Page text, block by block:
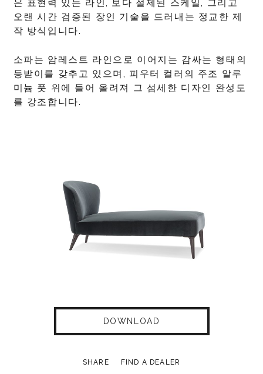
은 표현력 있는 라인, 보다 절제된 스케일, 그리고
오랜 시간 검증된 장인 기술을 드러내는 정교한 제
작 방식입니다.
소파는 암레스트 라인으로 이어지는 감싸는 형태의
등받이를 갖추고 있으며, 피우터 컬러의 주조 알루
미늄 풋 위에 들어 올려져 그 섬세한 디자인 완성도
를 강조합니다.
DOWNLOAD
SHARE FIND A DEALER